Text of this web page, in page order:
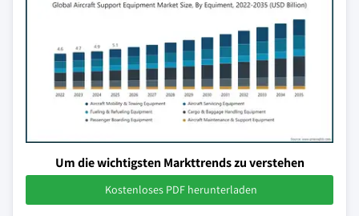
Um die wichtigsten Markttrends zu verstehen
Kostenloses PDF herunterladen